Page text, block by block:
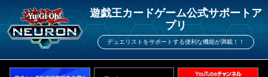
遊戯王カードゲーム公式サポートア
プリ
デュエリストをサポートする便利な機能が満載！！